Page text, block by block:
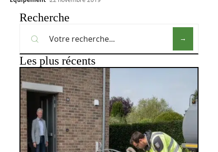
Recherche
Les plus récents